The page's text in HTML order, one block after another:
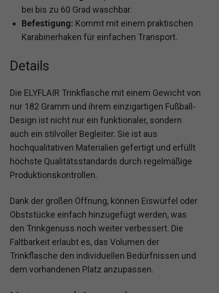
bei bis zu 60 Grad waschbar.
Befestigung: Kommt mit einem praktischen
Karabinerhaken für einfachen Transport.
Details
Die ELYFLAIR Trinkflasche mit einem Gewicht von
nur 182 Gramm und ihrem einzigartigen Fußball-
Design ist nicht nur ein funktionaler, sondern
auch ein stilvoller Begleiter. Sie ist aus
hochqualitativen Materialien gefertigt und erfüllt
höchste Qualitätsstandards durch regelmäßige
Produktionskontrollen.
Dank der großen Öffnung, können Eiswürfel oder
Obststücke einfach hinzugefügt werden, was
den Trinkgenuss noch weiter verbessert. Die
Faltbarkeit erlaubt es, das Volumen der
Trinkflasche den individuellen Bedürfnissen und
dem vorhandenen Platz anzupassen.